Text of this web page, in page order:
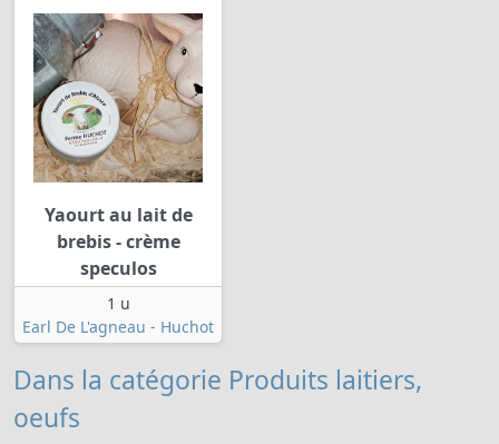
Yaourt au lait de
brebis - crème
speculos
1 u
Earl De L'agneau - Huchot
Dans la catégorie Produits laitiers,
oeufs